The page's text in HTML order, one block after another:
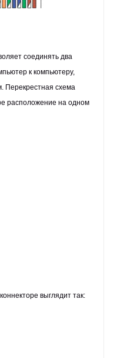
соединять два
к компьютеру,
Перекрестная схема
расположение на одном
выглядит так: